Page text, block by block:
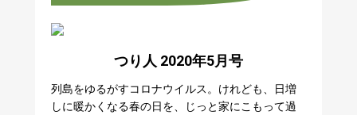
つり人 2020年5月号
列島をゆるがすコロナウイルス。けれども、日増
しに暖かくなる春の日を、じっと家にこもって過